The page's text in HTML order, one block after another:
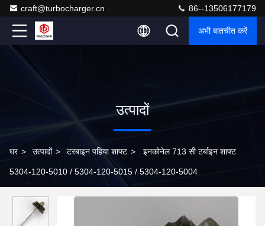
craft@turbocharger.cn 86--13506177179
अभी बातचीत करें
उत्पादों
घर > उत्पादों > टरबाइन पहिया शाफ्ट > इनकोनेल 713 सी टर्बाइन शाफ्ट
5304-120-5010 / 5304-120-5015 / 5304-120-5004